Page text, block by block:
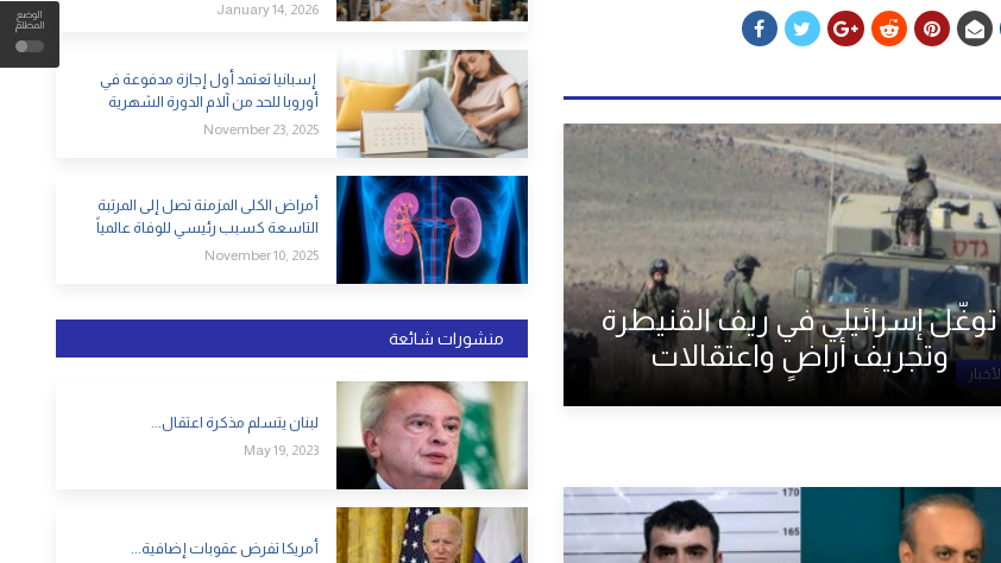
الوضع
المظلم
الأخبار
توغّل إسرائيلي في ريف القنيطرة
وتجريف أراضٍ واعتقالات
January 14, 2026
إسبانيا تعتمد أول إجازة مدفوعة في
أوروبا للحد من آلام الدورة الشهرية
November 23, 2025
أمراض الكلى المزمنة تصل إلى المرتبة
التاسعة كسبب رئيسي للوفاة عالمياً
November 10, 2025
منشورات شائعة
لبنان يتسلم مذكرة اعتقال...
May 19, 2023
أمريكا تفرض عقوبات إضافية...